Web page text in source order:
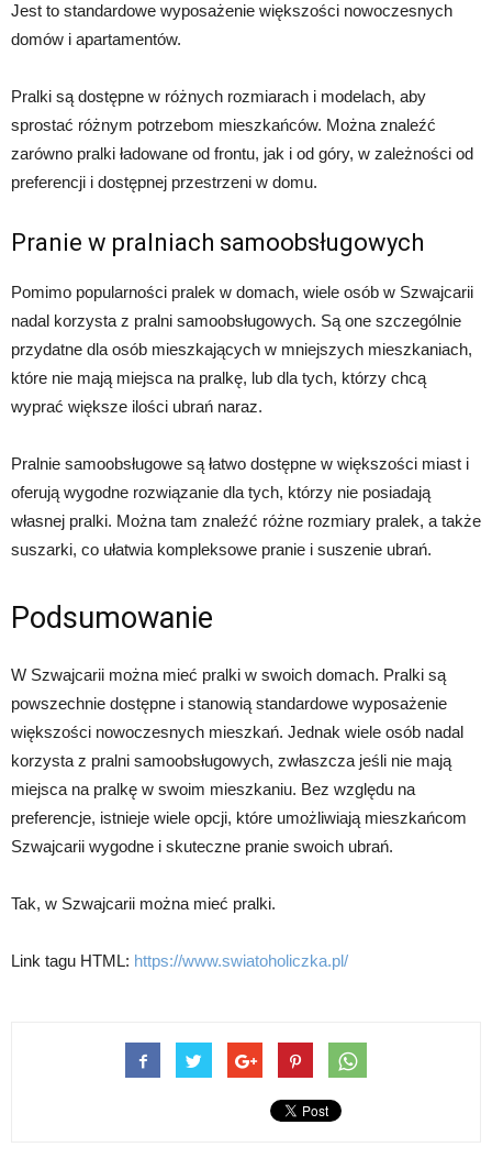
Jest to standardowe wyposażenie większości nowoczesnych
domów i apartamentów.
Pralki są dostępne w różnych rozmiarach i modelach, aby
sprostać różnym potrzebom mieszkańców. Można znaleźć
zarówno pralki ładowane od frontu, jak i od góry, w zależności od
preferencji i dostępnej przestrzeni w domu.
Pranie w pralniach samoobsługowych
Pomimo popularności pralek w domach, wiele osób w Szwajcarii
nadal korzysta z pralni samoobsługowych. Są one szczególnie
przydatne dla osób mieszkających w mniejszych mieszkaniach,
które nie mają miejsca na pralkę, lub dla tych, którzy chcą
wyprać większe ilości ubrań naraz.
Pralnie samoobsługowe są łatwo dostępne w większości miast i
oferują wygodne rozwiązanie dla tych, którzy nie posiadają
własnej pralki. Można tam znaleźć różne rozmiary pralek, a także
suszarki, co ułatwia kompleksowe pranie i suszenie ubrań.
Podsumowanie
W Szwajcarii można mieć pralki w swoich domach. Pralki są
powszechnie dostępne i stanowią standardowe wyposażenie
większości nowoczesnych mieszkań. Jednak wiele osób nadal
korzysta z pralni samoobsługowych, zwłaszcza jeśli nie mają
miejsca na pralkę w swoim mieszkaniu. Bez względu na
preferencje, istnieje wiele opcji, które umożliwiają mieszkańcom
Szwajcarii wygodne i skuteczne pranie swoich ubrań.
Tak, w Szwajcarii można mieć pralki.
Link tagu HTML: https://www.swiatoholiczka.pl/